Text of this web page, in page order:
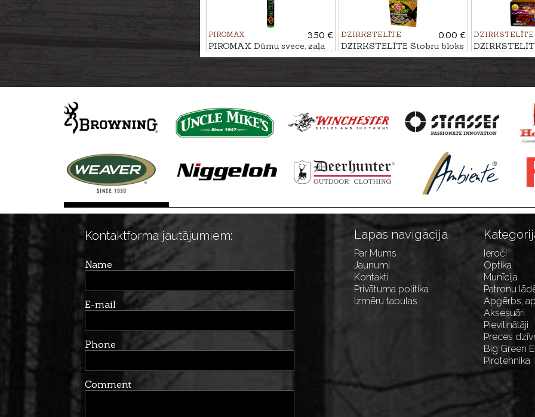
PIROMAX
3.50 €
PIROMAX Dūmu svece, zaļa
PXM30
DZIRKSTELĪTE
0.00 €
DZIRKSTELĪTE Stobru bloks
LIELAIS SPĪDEKLIS, 36 -
DZIRKSTELĪTE
VIP, 133 -
Kontaktforma jautājumiem:
Name
E-mail
Phone
Comment
Lapas navigācija
Par Mums
Jaunumi
Kontakti
Privātuma politika
Izmēru tabulas
Ieroči
Optika
Munīcija
Patronu
Apģērbs,
Aksesuāri
Pievilinātāji
Preces
Big Green
Pirotehnika